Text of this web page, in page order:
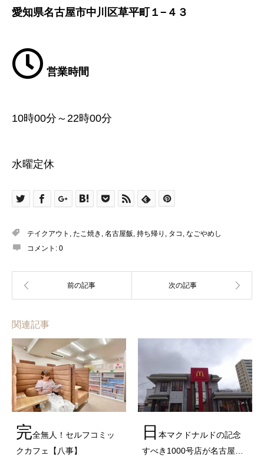
愛知県名古屋市中川区草平町１−４３
営業時間
10時00分～22時00分
水曜定休
テイクアウト , たこ焼き , 名古屋飯, 持ち帰り , タコ , なごやめし
コメント: 0
関連記事
完全無人！セルフコミッ
クカフェ【八事】
日 本マクドナルドの記念
すべき1000号店が名古屋…